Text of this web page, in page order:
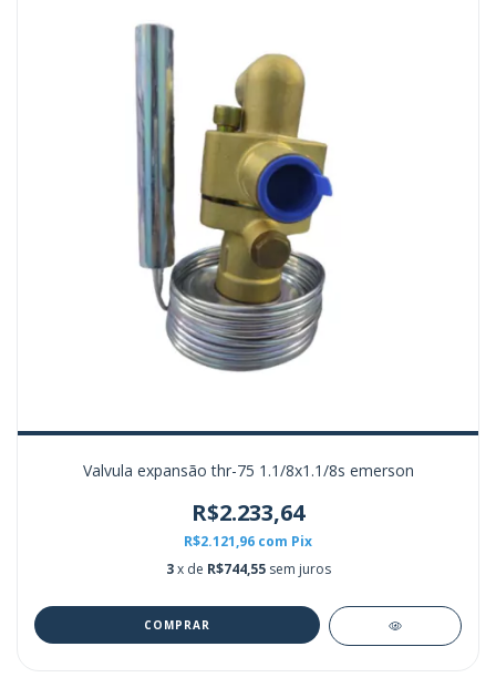
Valvula expansão thr-75 1.1/8x1.1/8s emerson
R$2.233,64
R$2.121,96 com Pix
3 x de R$744,55 sem juros